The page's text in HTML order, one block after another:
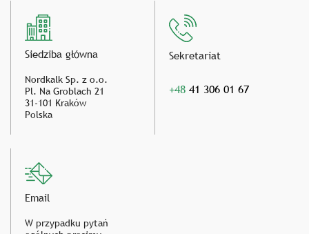
Siedziba główna
Nordkalk Sp. z o.o.
Pl. Na Groblach 21
31-101 Kraków
Polska
Sekretariat
+48 41 306 01 67
Email
W przypadku pytań